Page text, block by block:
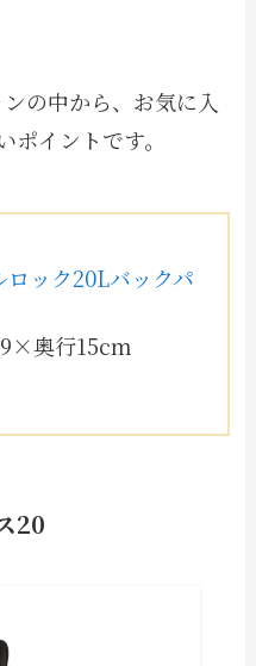
の中から、お気に入
ポイントです。
ロック20Lバックパ
奥行15cm
20